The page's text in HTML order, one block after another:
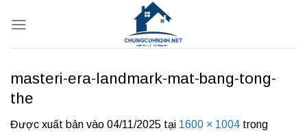
qua
masteri-era-landmark-mat-bang-tong-
the
Được xuất bản vào 04/11/2025 tại 1600 × 1004 trong